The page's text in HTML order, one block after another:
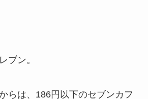
ブン。
らは、186円以下のセブンカフ